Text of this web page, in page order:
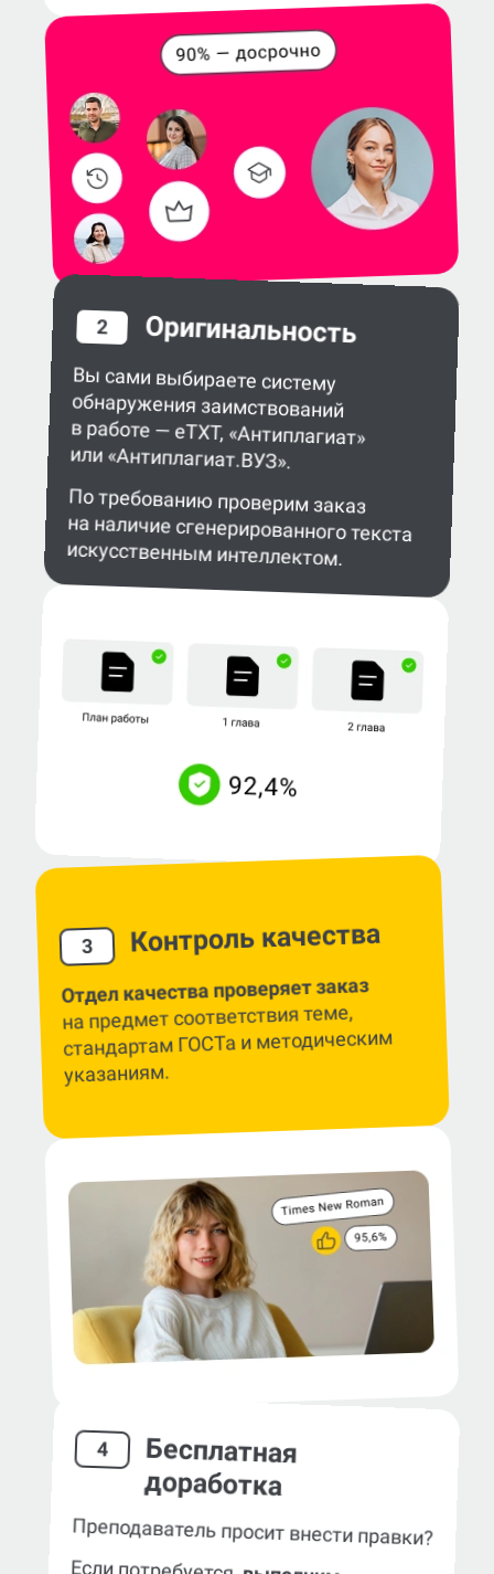
2 Оригинальность
Вы сами выбираете систему
обнаружения заимствований
в работе — eTXT, «Антиплагиат»
или «Антиплагиат.ВУЗ».
По требованию проверим заказ
на наличие сгенерированного текста
искусственным интеллектом.
3 Контроль качества
Отдел качества проверяет заказ
на предмет соответствия теме,
стандартам ГОСТа и методическим
указаниям.
4 Бесплатная
доработка
Преподаватель просит внести правки?